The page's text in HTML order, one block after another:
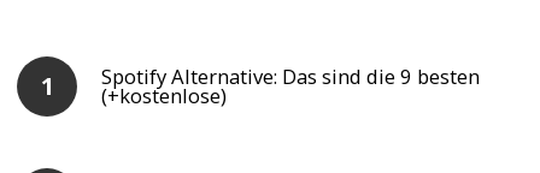
Spotify Alternative: Das sind die 9 besten
(+kostenlose)